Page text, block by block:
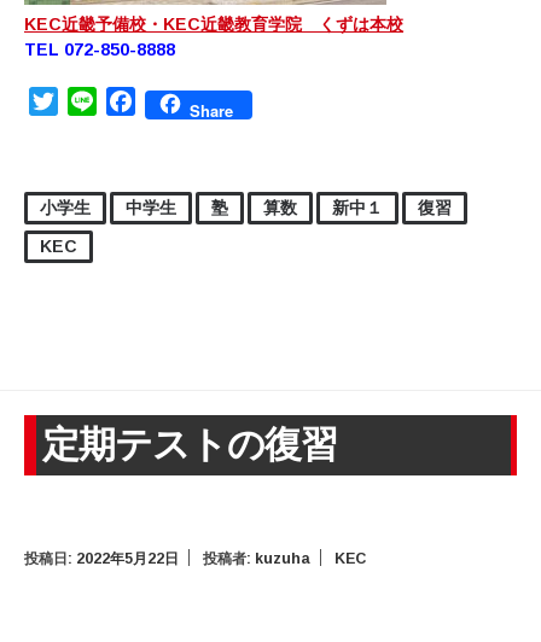
KEC近畿予備校・KEC近畿教育学院 くずは本校
TEL 072-850-8888
TwitterLine FacebookShare
小学生 中学生 塾 算数 新中１
復習
KEC
定期テストの復習
投稿日: 2022年5月22日 投稿者: kuzuha KEC